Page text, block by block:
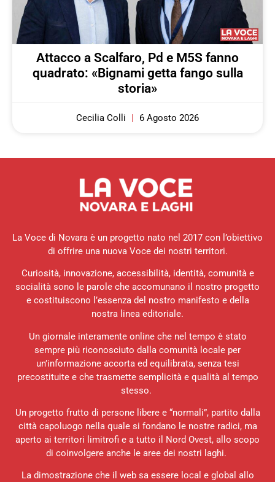
Attacco a Scalfaro, Pd e M5S fanno
quadrato: «Bignami getta fango sulla
storia»
Cecilia Colli 6 Agosto 2026
La Voce di Novara è un progetto nato nel 2017 con l’obiettivo
di offrire una nuova Voce dei nostri territori.
Curiosità, innovazione, accessibilità, identità, comunità e
socialità sono le parole che accomunano il nostro progetto
e costituiscono l’essenza del nostro manifesto e della
nostra linea editoriale.
Un giornale interamente online che nel tempo è stato
sempre più riconosciuto dalla comunità locale per
un’informazione accorta ed equilibrata, senza tesi
precostituite e che trasmette semplicità e qualità al tempo
stesso.
Un progetto frutto di persone libere e “normali”, partito dalla
città capoluogo nella quale si fondano le nostre radici, ma
aperto ai territori limitrofi e a tutto il Nord Ovest, allo scopo
di coinvolgere anche le aree dei nostri laghi.
La dimostrazione che il web sa essere local e global allo